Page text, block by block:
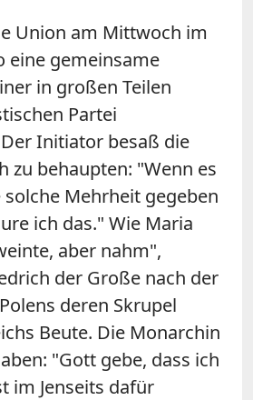
Union am Mittwoch im
eine gemeinsame
in großen Teilen
Partei
Initiator besaß die
zu behaupten: "Wenn es
Mehrheit gegeben
ich das." Wie Maria
aber nahm",
der Große nach der
deren Skrupel
Beute. Die Monarchin
"Gott gebe, dass ich
im Jenseits dafür